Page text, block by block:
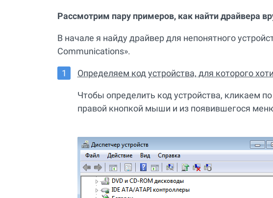
Рассмотрим пару примеров, как найти драйвера
В начале я найду драйвер для непонятного
Communications».
Определяем код устройства, для которого
Чтобы определить код устройства, кликаем
правой кнопкой мыши и из появившегося